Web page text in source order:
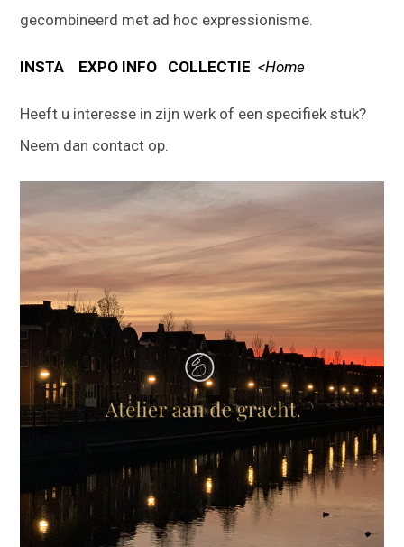
gecombineerd met ad hoc expressionisme.
INSTA EXPO INFO COLLECTIE <Home
Heeft u interesse in zijn werk of een specifiek stuk?
Neem dan contact op.